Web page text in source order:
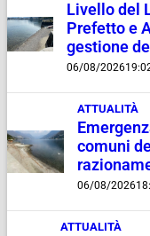
Livello del
Prefetto e
gestione
06/08/2026
ATTUALITÀ
comuni
06/08/2026
ATTUALITÀ